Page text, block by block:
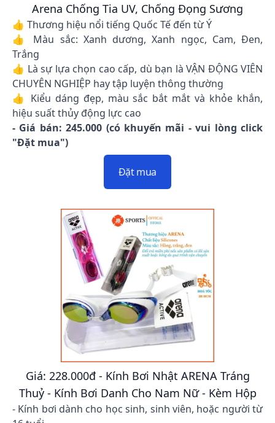
Arena Chống Tia UV, Chống Đọng Sương
👍 Thương hiệu nổi tiếng Quốc Tế đến từ Ý
👍 Màu sắc: Xanh dương, Xanh ngọc, Cam, Đen,
Trắng
👍 Là sự lựa chọn cao cấp, dù bạn là VẬN ĐỘNG VIÊN
CHUYÊN NGHIỆP hay tập luyện thông thường
👍 Kiểu dáng đẹp, màu sắc bắt mắt và khỏe khắn,
hiệu suất thủy động lực cao
- Giá bán: 245.000 (có khuyến mãi - vui lòng click
"Đặt mua")
Đặt mua
Giá: 228.000đ - Kính Bơi Nhật ARENA Tráng
Thuỷ - Kính Bơi Danh Cho Nam Nữ - Kèm Hộp
- Kính bơi dành cho học sinh, sinh viên, hoặc người từ